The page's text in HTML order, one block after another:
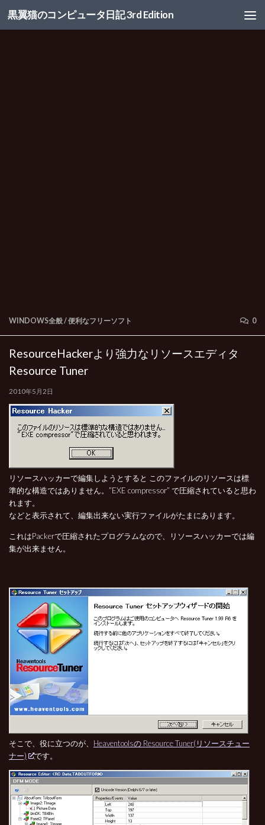
コンテンツへスキップ
黒翼猫のコンピュータ日記 3rd Edition
WINDOWS全般/便利なフリーソフト 0
ResourceHackerより強力なリソースエディタ
Resource Tuner
2010年5月2日
リソースハッカーで編集しようとすると このファイルのリソースは標
準的な構造ではありません。”EXE compressor” で圧縮されていると思わ
れます。
などと表示されて、編集出来ない実行ファイルがたまにあります。
これはPackerで圧縮されたプログラムなので、リソースハッカーでは編
集が出来ません。
そこで、役に立つのが、 Heaventoolsの Resource Tuner(リソースチュー
ナー)
です。